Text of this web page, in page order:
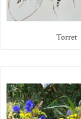
Tørret